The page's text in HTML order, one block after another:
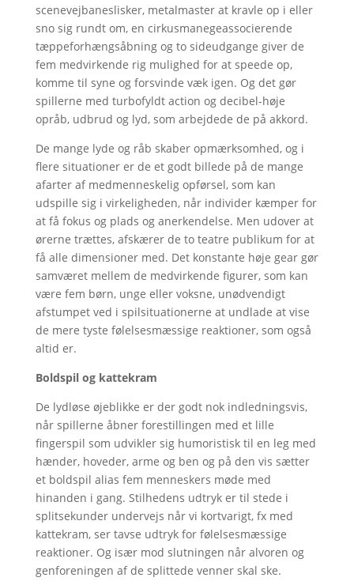
scenevejbaneslisker, metalmaster at kravle op i eller
sno sig rundt om, en cirkusmanegeassocierende
tæppeforhængsåbning og to sideudgange giver de
fem medvirkende rig mulighed for at speede op,
komme til syne og forsvinde væk igen. Og det gør
spillerne med turbofyldt action og decibel-høje
opråb, udbrud og lyd, som arbejdede de på akkord.
De mange lyde og råb skaber opmærksomhed, og i
flere situationer er de et godt billede på de mange
afarter af medmenneskelig opførsel, som kan
udspille sig i virkeligheden, når individer kæmper for
at få fokus og plads og anerkendelse. Men udover at
ørerne trættes, afskærer de to teatre publikum for at
få alle dimensioner med. Det konstante høje gear gør
samværet mellem de medvirkende figurer, som kan
være fem børn, unge eller voksne, unødvendigt
afstumpet ved i spilsituationerne at undlade at vise
de mere tyste følelsesmæssige reaktioner, som også
altid er.
Boldspil og kattekram
De lydløse øjeblikke er der godt nok indledningsvis,
når spillerne åbner forestillingen med et lille
fingerspil som udvikler sig humoristisk til en leg med
hænder, hoveder, arme og ben og på den vis sætter
et boldspil alias fem menneskers møde med
hinanden i gang. Stilhedens udtryk er til stede i
splitsekunder undervejs når vi kortvarigt, fx med
kattekram, ser tavse udtryk for følelsesmæssige
reaktioner. Og især mod slutningen når alvoren og
genforeningen af de splittede venner skal ske.